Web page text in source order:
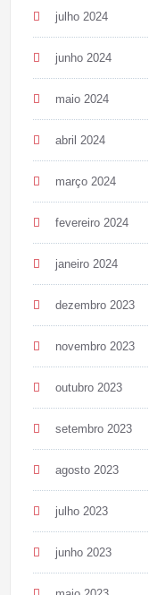
julho 2024
junho 2024
maio 2024
abril 2024
março 2024
fevereiro 2024
janeiro 2024
dezembro 2023
novembro 2023
outubro 2023
setembro 2023
agosto 2023
julho 2023
junho 2023